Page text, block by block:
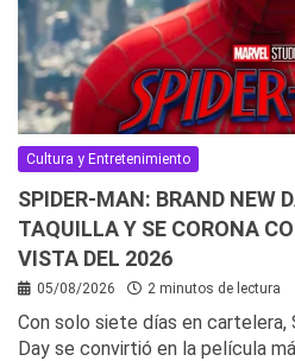
Cultura y Entretenimiento
SPIDER-MAN: BRAND NEW
TAQUILLA Y SE CORONA
VISTA DEL 2026
05/08/2026 2 minutos de lectura
Con solo siete días en cartelera,
Day se convirtió en la película